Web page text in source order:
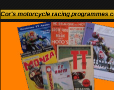
Cor's motorcycle racing programmes